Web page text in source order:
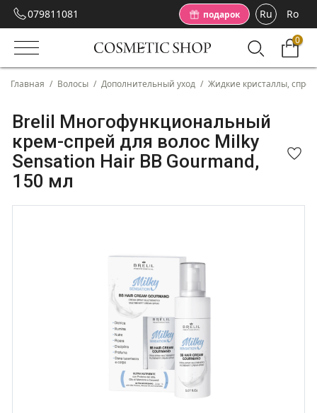
079811081 подарок Ru Ro
0
Главная / Волосы / Дополнительный уход / Жидкие кристаллы,
Brelil Многофункциональный
крем-спрей для волос Milky
Sensation Hair BB Gourmand,
150 мл